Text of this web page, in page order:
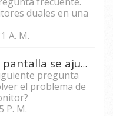
duales en una
A. M.
¿Cómo hacer que la pantalla se ajuste al área de visualización de mi proyector?
pregunta
el problema de
P. M.